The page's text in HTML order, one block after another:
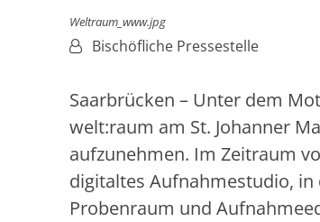
Weltraum_www.jpg
Von:Bischöfliche Pressestelle
Saarbrücken – Unter dem
welt:raum am St. Johanner
aufzunehmen. Im Zeitraum
digitaltes Aufnahmestudio,
Probenraum und